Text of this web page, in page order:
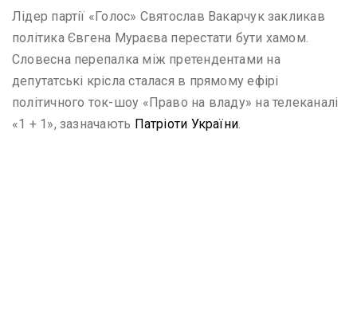
Лідер партії «Голос» Святослав Вакарчук закликав
політика Євгена Мураєва перестати бути хамом.
Словесна перепалка між претендентами на
депутатські крісла сталася в прямому ефірі
політичного ток-шоу «Право на владу» на телеканалі
«1 + 1», зазначають Патріоти України.